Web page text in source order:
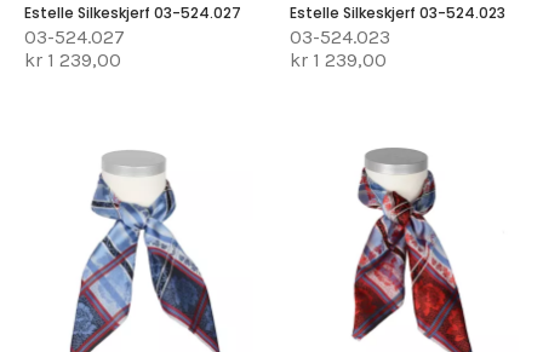
Estelle Silkeskjerf 03-524.027
03-524.027
kr 1 239,00
Estelle Silkeskjerf 03-524.023
03-524.023
kr 1 239,00